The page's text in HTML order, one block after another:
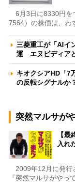
6月3日に8330円を
7564）の株価は、わ
三菱重工が「AIイ
運 エヌビディア
キオクシアHD「7
の反転シグナル
突然マルサが
【
入れ
2009年12月に発行
『突然マルサがや